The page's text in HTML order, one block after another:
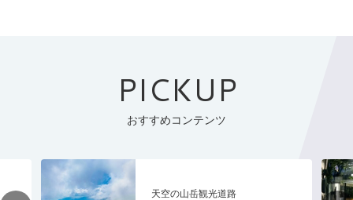
PICKUP
おすすめコンテンツ
天空の山岳観光道路